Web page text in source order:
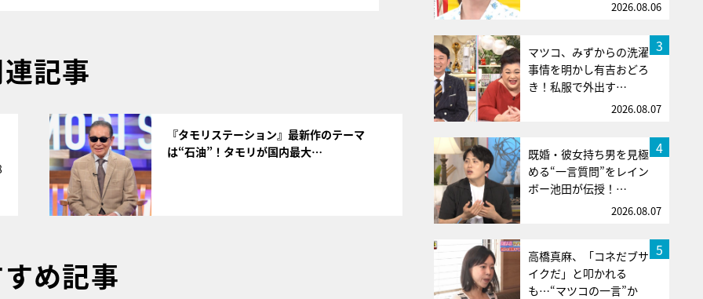
記事
『タモリステーション』最新作のテーマ
は“石油”！タモリが国内最大…
め記事
2026.08.06
3
マツコ、みずからの洗濯
事情を明かし有吉おどろ
き！私服で外出す…
2026.08.07
4
既婚・彼女持ち男を見極
める“一言質問”をレイン
ボー池田が伝授！…
2026.08.07
5
高橋真麻、「コネだブサ
イクだ」と叩かれる
も…“マツコの一言”か